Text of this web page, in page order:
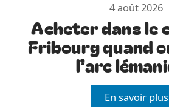
4 août 2026
Acheter dans le
Fribourg quand
l’arc
En savoir plus